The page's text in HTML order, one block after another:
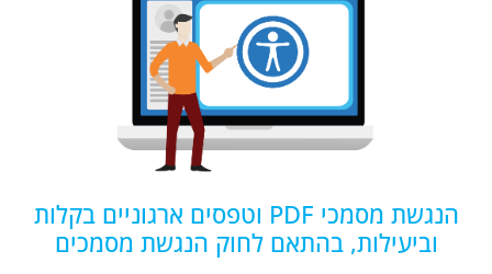
הנגשת מסמכי PDF וטפסים ארגוניים בקלות
וביעילות, בהתאם לחוק הנגשת מסמכים